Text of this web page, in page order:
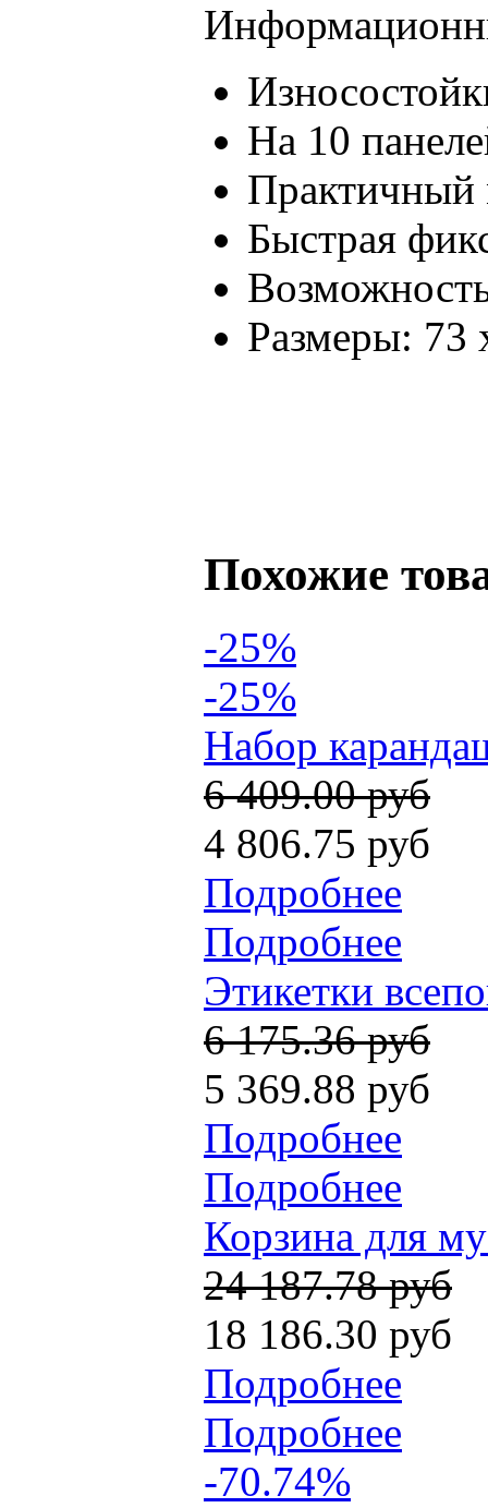
На 10
Практичный
Быстрая
Размеры:
Похожие
-25%
-25%
Набор
6 409.00 руб
4 806.75 руб
Подробнее
Подробнее
Этикетки
6 175.36 руб
5 369.88 руб
Подробнее
Подробнее
Корзина для
24 187.78 руб
18 186.30 руб
Подробнее
Подробнее
-70.74%